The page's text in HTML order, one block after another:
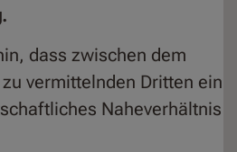
dass zwischen dem
vermittelnden Dritten ein
Naheverhältnis